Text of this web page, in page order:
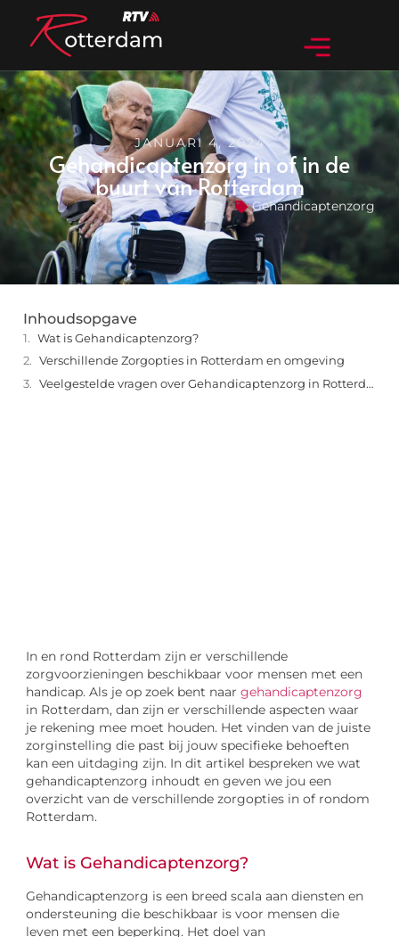
JANUARI 4, 2024
Gehandicaptenzorg in of in de
buurt van Rotterdam
Gehandicaptenzorg
In en rond Rotterdam zijn er verschillende
zorgvoorzieningen beschikbaar voor mensen met een
handicap. Als je op zoek bent naargehandicaptenzorg
in Rotterdam, dan zijn er verschillende aspecten waar
je rekening mee moet houden. Het vinden van de juiste
zorginstelling die past bij jouw specifieke behoeften
kan een uitdaging zijn. In dit artikel bespreken we wat
gehandicaptenzorg inhoudt en geven we jou een
overzicht van de verschillende zorgopties in of rondom
Rotterdam.
Wat is Gehandicaptenzorg?
Gehandicaptenzorg is een breed scala aan diensten en
ondersteuning die beschikbaar is voor mensen die
leven met een beperking. Het doel van
Inhoudsopgave
Wat is Gehandicaptenzorg?
Verschillende Zorgopties in Rotterdam en omgeving
Veelgestelde vragen over Gehandicaptenzorg in Rotterdam